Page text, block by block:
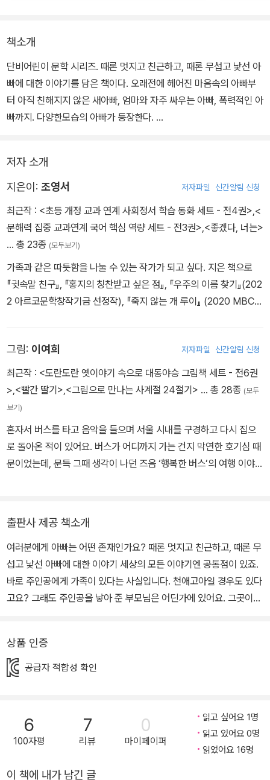
책소개
단비어린이 문학 시리즈. 때론 멋지고 친근하고, 때론 무섭고 낯선 아
빠에 대한 이야기를 담은 책이다. 오래전에 헤어진 마음속의 아빠부
터 아직 친해지지 않은 새아빠, 엄마와 자주 싸우는 아빠, 폭력적인 아
빠까지. 다양한모습의 아빠가 등장한다.
러 아빠의 모습을 모두 가진 아빠도 있을 수 있고요. 어쩌면 다양한 모
습을 가진 아빠가 더 많을지도 모른다. 변함없는 사실은, 아빠가 어떤
고 무서운 아빠의 모습을 보면서 우리가 느끼는 진정한 아빠에 대해
함께 생각해 보자.
저자 소개
지은이: 조영서 저자파일 신간알림 신청
최근작 : <초등 개정 교과 연계 사회정서 학습 동화 세트 - 전4권>,<
문해력 집중 교과연계 국어 핵심 역량 세트 - 전3권>,<좋겠다, 너는>
… 총 23종 (모두보기)
가족과 같은 따듯함을 나눌 수 있는 작가가 되고 싶다. 지은 책으로
『귓속말 친구』, 『홍지의 칭찬받고 싶은 점』, 『우주의 이름 찾기』(202
2 아르코문학창작기금 선정작), 『죽지 않는 개 루이』 (2020 MBC창
그림: 이여희 저자파일 신간알림 신청
최근작 : <도란도란 옛이야기 속으로 대동야승 그림책 세트 - 전6권
>,<빨간 딸기>,<그림으로 만나는 사계절 24절기> … 총 28종 (모두
보기)
혼자서 버스를 타고 음악을 들으며 서울 시내를 구경하고 다시 집으
로 돌아온 적이 있어요. 버스가 어디까지 가는 건지 막연한 호기심 때
문이었는데, 문득 그때 생각이 나던 즈음 ‘행복한 버스’의 여행 이야기
고 그린 책으로는 『장미나무 이야기』가 있어요.
출판사 제공 책소개
여러분에게 아빠는 어떤 존재인가요? 때론 멋지고 친근하고, 때론 무
섭고 낯선 아빠에 대한 이야기 세상의 모든 이야기엔 공통점이 있죠.
바로 주인공에게 가족이 있다는 사실입니다. 천애고아일 경우도 있다
고요? 그래도 주인공을 낳아 준 부모님은 어딘가에 있어요. 그곳이
진 마음속의 아빠부터 아직 친해지지 않은 새아빠, 엄마와 자주 싸우
는 아빠, 폭력적인 아빠까지. 물론 여기에 등장하지 않는 다른 모습의
변함없는 사실은, 아빠가 어떤 모습이든 나의 아빠라는 사실이죠. 때
론 친근하고 멋지고, 때론 낯설고 무서운 아빠의 모습을 보면서 우리
> 아직 친해지지 않은 새아빠에 대한 이야기예요. 마리는 생일날 엄
상품 인증
공급자 적합성 확인
6
100자평
7
리뷰
0
마이페이퍼
읽고 싶어요 1명
읽고 있어요 0명
읽었어요 16명
이 책에 내가 남긴 글